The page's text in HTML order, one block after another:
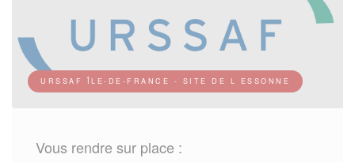
URSSAF ÎLE-DE-FRANCE - SITE DE L ESSONNE
Vous rendre sur place :